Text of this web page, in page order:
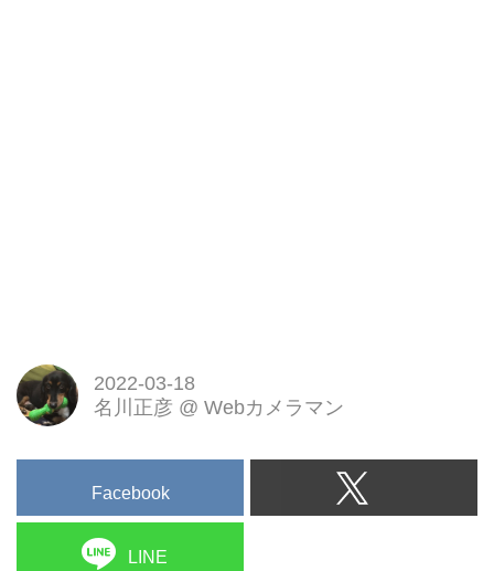
2022-03-18
名川正彦 @ Webカメラマン
Facebook
LINE